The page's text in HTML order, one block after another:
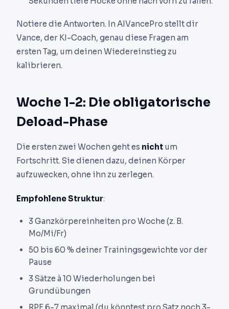
Notiere die Antworten. In AIVancePro stellt dir
Vance, der KI-Coach, genau diese Fragen am
ersten Tag, um deinen Wiedereinstieg zu
kalibrieren.
Woche 1-2: Die obligatorische
Deload-Phase
Die ersten zwei Wochen geht es nicht um
Fortschritt. Sie dienen dazu, deinen Körper
aufzuwecken, ohne ihn zu zerlegen.
Empfohlene Struktur:
3 Ganzkörpereinheiten pro Woche (z. B.
Mo/Mi/Fr)
50 bis 60 % deiner Trainingsgewichte vor der
Pause
3 Sätze à 10 Wiederholungen bei
Grundübungen